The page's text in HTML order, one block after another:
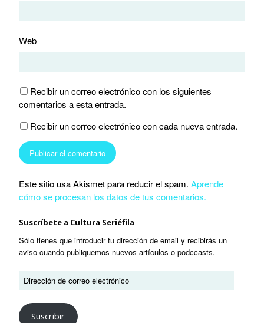
Web
Recibir un correo electrónico con los siguientes
comentarios a esta entrada.
Recibir un correo electrónico con cada nueva entrada.
Este sitio usa Akismet para reducir el spam. Aprende
cómo se procesan los datos de tus comentarios.
Suscríbete a Cultura Seriéfila
Sólo tienes que introducir tu dirección de email y recibirás un
aviso cuando publiquemos nuevos artículos o podccasts.
Suscribir